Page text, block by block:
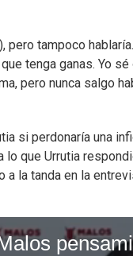
pero tampoco
tenga ganas. Yo
pero nunca salgo
si perdonaría una
lo que Urrutia
la tanda en la